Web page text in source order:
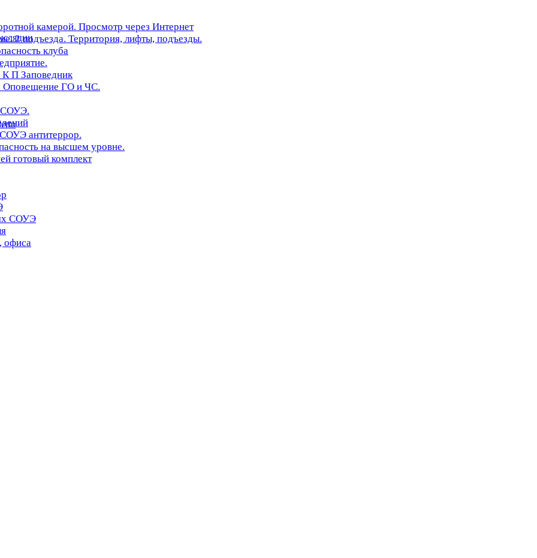
камерой. Просмотр через Интернет
2 подъезда. Территория, лифты, подъезды.
клуба
П Заповедник
Оповещение ГО и ЧС.
СОУЭ.
антитеррор.
на высшем уровне.
готовый комплект
СОУЭ
офиса